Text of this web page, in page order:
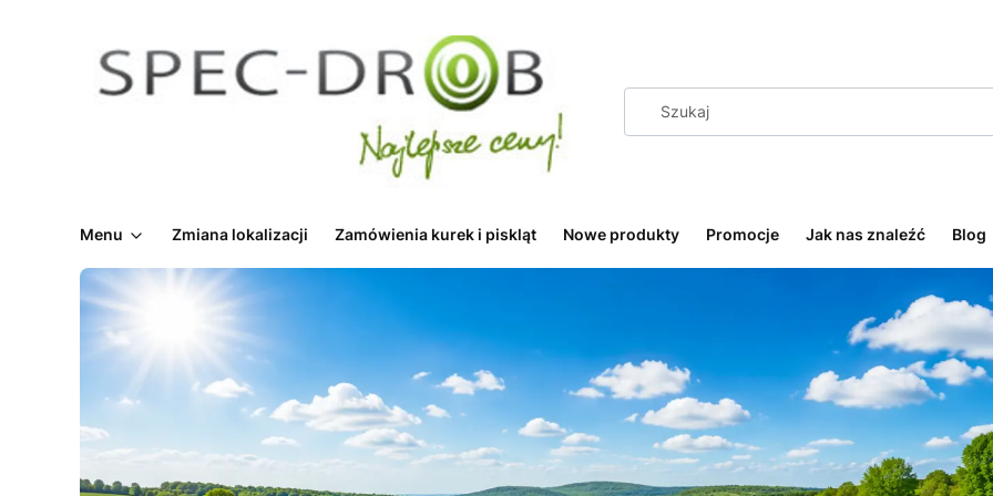
Menu Zmiana lokalizacji Zamówienia kurek i piskląt Nowe produkty Promocje Jak nas znaleźć Blog